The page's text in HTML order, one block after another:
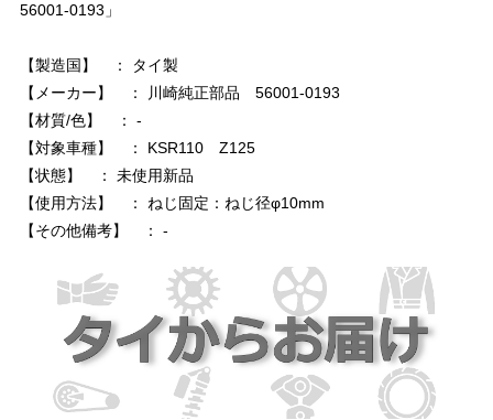
56001-0193」
【製造国】 ： タイ製
【メーカー】 ： 川崎純正部品 56001-0193
【材質/色】 ： -
【対象車種】 ： KSR110 Z125
【状態】 ： 未使用新品
【使用方法】 ： ねじ固定：ねじ径φ10mm
【その他備考】 ： -